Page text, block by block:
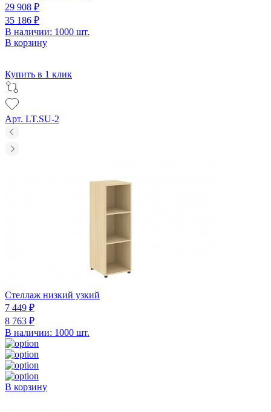
29 908 ₽
35 186 ₽
В наличии: 1000 шт.
В корзину
Купить в 1 клик
Арт. LT.SU-2
Стеллаж низкий узкий
7 449 ₽
8 763 ₽
В наличии: 1000 шт.
В корзину